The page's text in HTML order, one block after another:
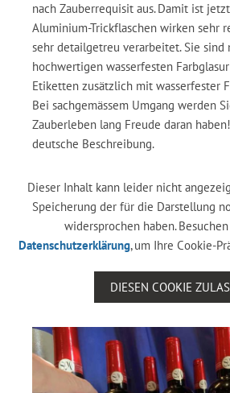
nach Zauberrequisit aus. Damit ist
Aluminium-Trickflaschen wirken sehr
sehr detailgetreu verarbeitet. Sie sind
hochwertigen wasserfesten
Etiketten zusätzlich mit wasserfester
Bei sachgemässem Umgang werden
Zauberleben lang Freude daran
deutsche Beschreibung.
Dieser Inhalt kann leider nicht
Speicherung der für die Darstellung
widersprochen haben.
Datenschutzerklärung, um Ihre Cookie-
DIESEN COOKIE